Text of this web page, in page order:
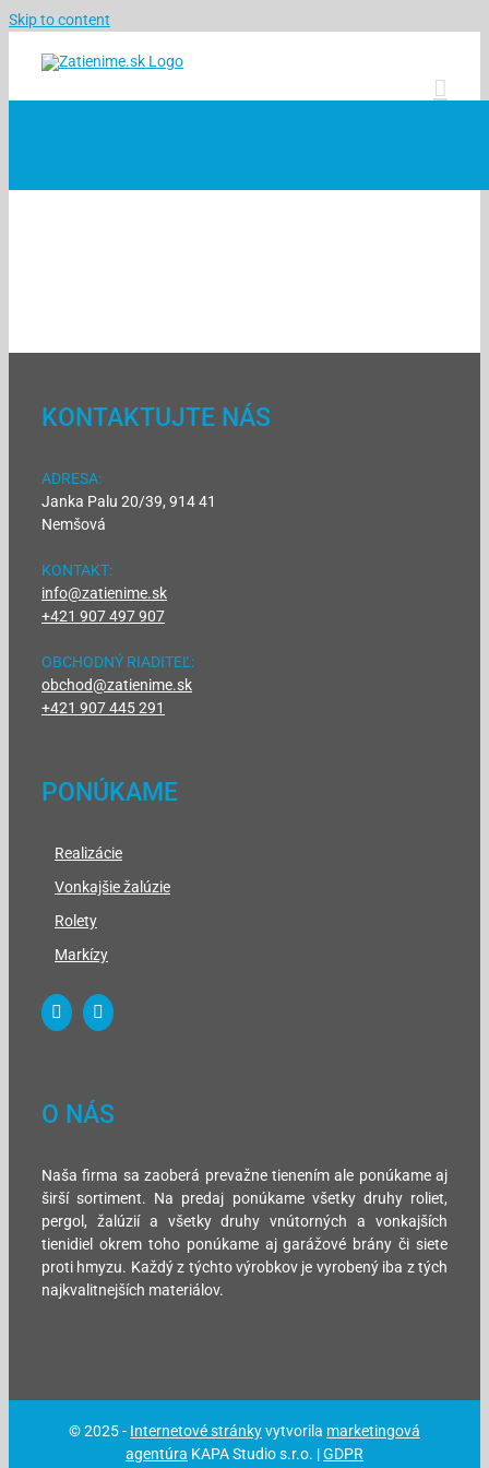
Skip to content
KONTAKTUJTE NÁS
ADRESA:
Janka Palu 20/39, 914 41
Nemšová
KONTAKT:
info@zatienime.sk
+421 907 497 907
OBCHODNÝ RIADITEĽ:
obchod@zatienime.sk
+421 907 445 291
PONÚKAME
Realizácie
Vonkajšie žalúzie
Rolety
Markízy
O NÁS
Naša firma sa zaoberá prevažne tienením ale ponúkame aj
širší sortiment. Na predaj ponúkame všetky druhy roliet,
pergol, žalúzií a všetky druhy vnútorných a vonkajších
tienidiel okrem toho ponúkame aj garážové brány či siete
proti hmyzu. Každý z týchto výrobkov je vyrobený iba z tých
najkvalitnejších materiálov.
© 2025 - Internetové stránkyvytvorila marketingová
agentúra KAPA Studio s.r.o. |GDPR